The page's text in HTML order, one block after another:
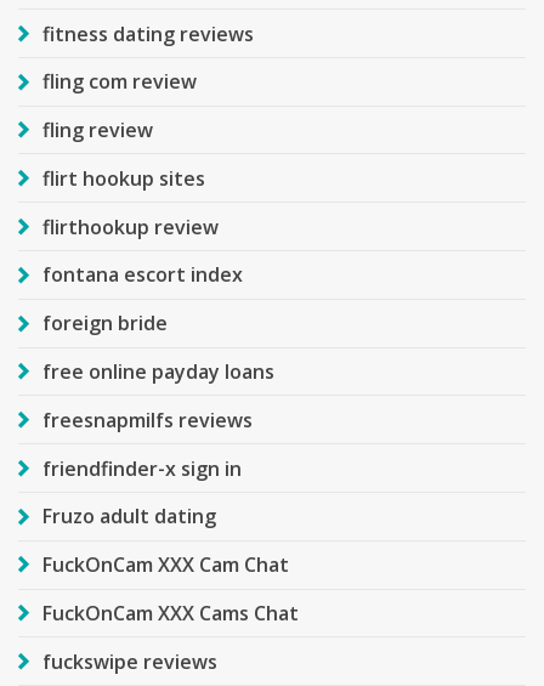
fitness dating reviews
fling com review
fling review
flirt hookup sites
flirthookup review
fontana escort index
foreign bride
free online payday loans
freesnapmilfs reviews
friendfinder-x sign in
Fruzo adult dating
FuckOnCam XXX Cam Chat
FuckOnCam XXX Cams Chat
fuckswipe reviews